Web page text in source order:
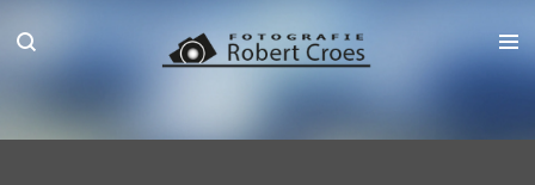
direct